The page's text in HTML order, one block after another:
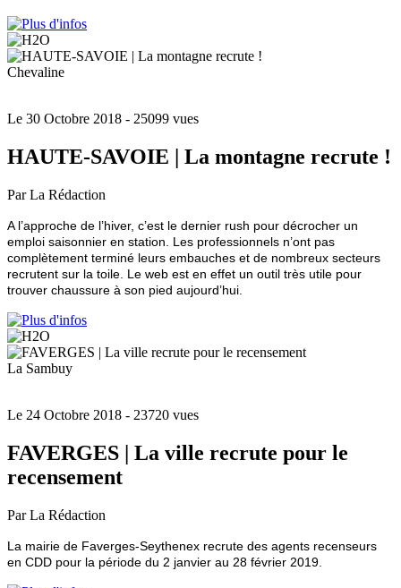
Chevaline
Le 30 Octobre 2018 - 25099 vues
HAUTE-SAVOIE | La montagne recrute !
Par La Rédaction
A l’approche de l’hiver, c’est le dernier rush pour décrocher un
emploi saisonnier en station. Les professionnels n’ont pas
complètement terminé leurs embauches et de nombreux secteurs
recrutent sur la toile. Le web est en effet un outil très utile pour
trouver chaussure à son pied aujourd’hui.
La Sambuy
Le 24 Octobre 2018 - 23720 vues
FAVERGES | La ville recrute pour le
recensement
Par La Rédaction
La mairie de Faverges-Seythenex recrute des agents recenseurs
en CDD pour la période du 2 janvier au 28 février 2019.